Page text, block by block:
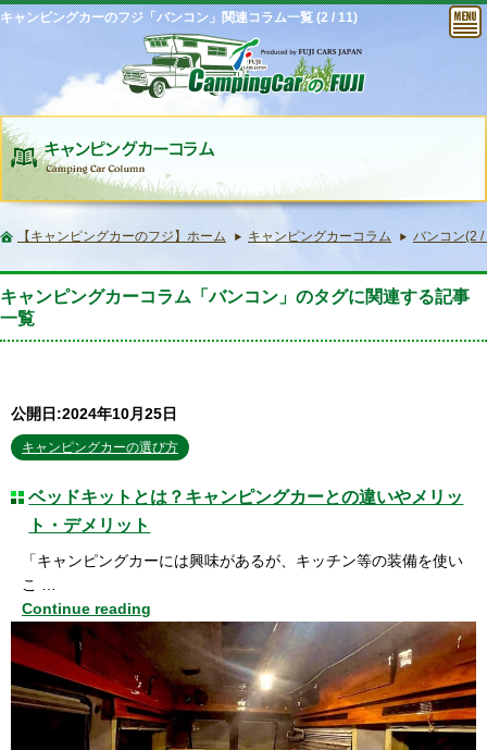
キャンピングカーのフジ「バンコン」関連コラム一覧 (2 / 11)
【キャンピングカーのフジ】ホーム キャンピングカーコラム バンコン(2 /
キャンピングカーコラム「バンコン」のタグに関連する記事
一覧
公開日:2024年10月25日
キャンピングカーの選び方
ベッドキットとは？キャンピングカーとの違いやメリッ
ト・デメリット
「キャンピングカーには興味があるが、キッチン等の装備を使い
こ …
Continue reading